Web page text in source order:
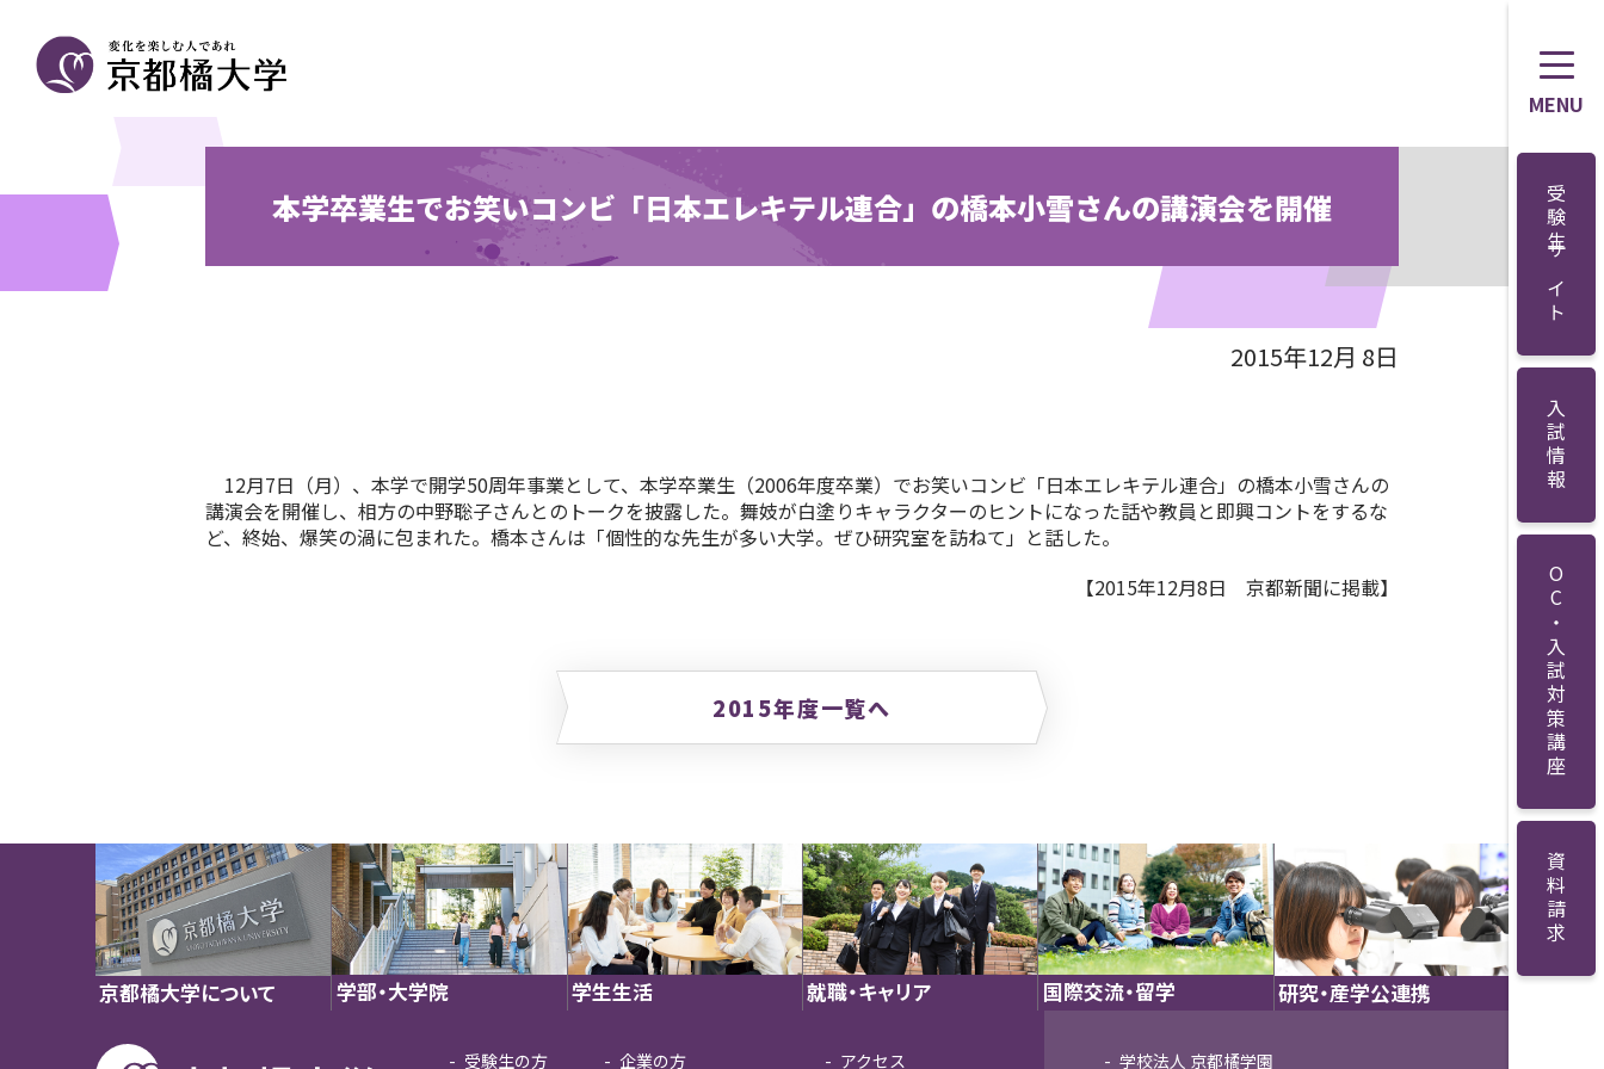
MENU
受験生サイト
入試情報
OC・入試対策講座
資料請求
本学卒業生でお笑いコンビ「日本エレキテル連合」の橋本小雪さんの講演会を開催
2015年12月 8日
12月7日（月）、本学で開学50周年事業として、本学卒業生（2006年度卒業）でお笑いコンビ「日本エレキテル連合」の橋本小雪さんの
講演会を開催し、相方の中野聡子さんとのトークを披露した。舞妓が白塗りキャラクターのヒントになった話や教員と即興コントをするな
ど、終始、爆笑の渦に包まれた。橋本さんは「個性的な先生が多い大学。ぜひ研究室を訪ねて」と話した。
【2015年12月8日 京都新聞に掲載】
2015年度一覧へ
京都橘大学について 学部・大学院 学生生活 就職・キャリア 国際交流・留学 研究・産学公連携
受験生の方 企業の方 アクセス 学校法人 京都橘学園